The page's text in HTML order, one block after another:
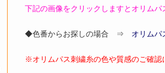
下記の画像をクリックしますとオリムパ
◆色番からお探しの場合 ⇒ オリムパ
※オリムパス刺繍糸の色や質感のご確認